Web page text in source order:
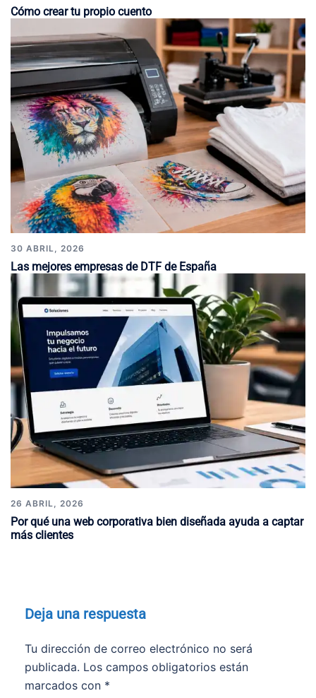
Cómo crear tu propio cuento
30 ABRIL, 2026
Las mejores empresas de DTF de España
26 ABRIL, 2026
Por qué una web corporativa bien diseñada ayuda a captar
más clientes
Deja una respuesta
Tu dirección de correo electrónico no será
publicada. Los campos obligatorios están
marcados con *